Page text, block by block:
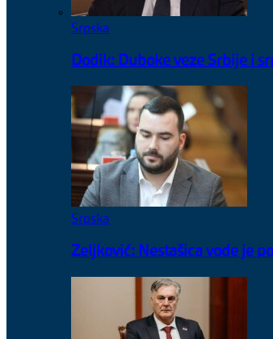
Srpska
Dodik: Duboke veze Srbije i
Srpska
Zeljković: Nestašica vode je